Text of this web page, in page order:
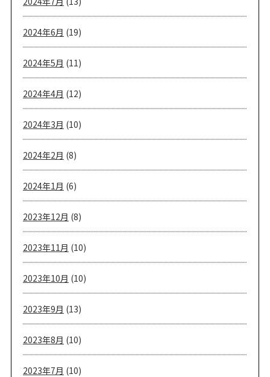
2024年6月 (19)
2024年5月 (11)
2024年4月 (12)
2024年3月 (10)
2024年2月 (8)
2024年1月 (6)
2023年12月 (8)
2023年11月 (10)
2023年10月 (10)
2023年9月 (13)
2023年8月 (10)
2023年7月 (10)